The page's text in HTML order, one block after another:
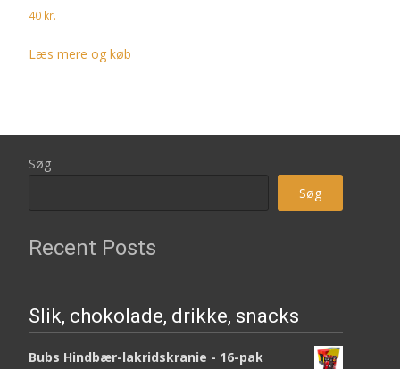
40 kr.
Læs mere og køb
Søg
Søg
Recent Posts
Slik, chokolade, drikke, snacks
Bubs Hindbær-lakridskranie - 16-pak